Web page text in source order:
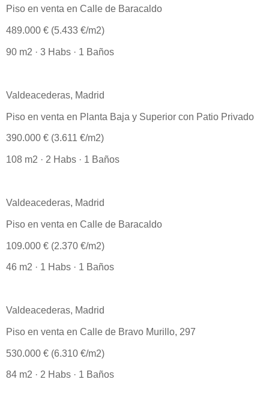
Piso en venta en Calle de Baracaldo
489.000 € (5.433 €/m2)
90 m2 · 3 Habs · 1 Baños
Valdeacederas, Madrid
Piso en venta en Planta Baja y Superior con Patio Privado
390.000 € (3.611 €/m2)
108 m2 · 2 Habs · 1 Baños
Valdeacederas, Madrid
Piso en venta en Calle de Baracaldo
109.000 € (2.370 €/m2)
46 m2 · 1 Habs · 1 Baños
Valdeacederas, Madrid
Piso en venta en Calle de Bravo Murillo, 297
530.000 € (6.310 €/m2)
84 m2 · 2 Habs · 1 Baños